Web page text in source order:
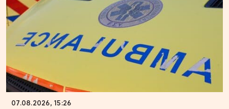
07.08.2026, 15:26